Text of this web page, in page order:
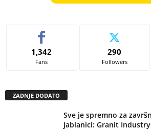
1,342
Fans
290
Followers
ZADNJE DODATO
Sve je spremno za
Jablanici: Granit